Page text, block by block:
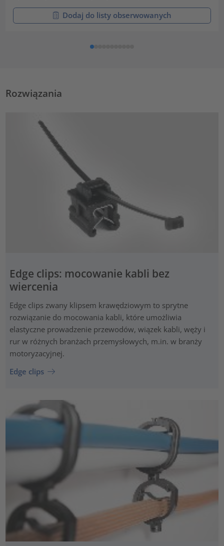
Dodaj do listy obserwowanych
Rozwiązania
Edge clips: mocowanie kabli bez
wiercenia
Edge clips zwany klipsem krawędziowym to sprytne
rozwiązanie do mocowania kabli, które umożliwia
elastyczne prowadzenie przewodów, wiązek kabli, węży i
rur w różnych branżach przemysłowych, m.in. w branży
motoryzacyjnej.
Edge clips